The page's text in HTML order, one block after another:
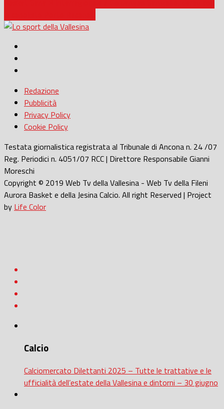
Redazione
Pubblicità
Privacy Policy
Cookie Policy
Testata giornalistica registrata al Tribunale di Ancona n. 24 /07
Reg. Periodici n. 4051/07 RCC | Direttore Responsabile Gianni
Moreschi
Copyright © 2019 Web Tv della Vallesina - Web Tv della Fileni
Aurora Basket e della Jesina Calcio. All right Reserved | Project
by Life Color
Calcio
Calciomercato Dilettanti 2025 – Tutte le trattative e le
ufficialità dell’estate della Vallesina e dintorni – 30 giugno